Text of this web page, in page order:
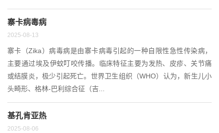
寨卡病毒病
2025-08-13
寨卡（Zika）病毒病是由寨卡病毒引起的一种自限性急性传染病，
主要通过埃及伊蚊叮咬传播。临床特征主要为发热、皮疹、关节痛
或结膜炎，极少引起死亡。世界卫生组织（WHO）认为，新生儿小
头畸形、格林-巴利综合征（吉...
基孔肯亚热
2025-08-06